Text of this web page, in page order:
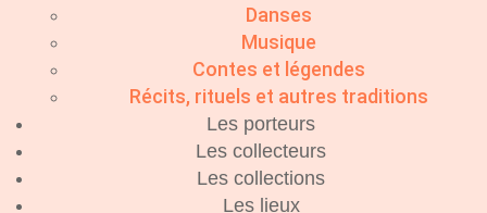
Danses
Musique
Contes et légendes
Récits, rituels et autres traditions
Les porteurs
Les collecteurs
Les collections
Les lieux